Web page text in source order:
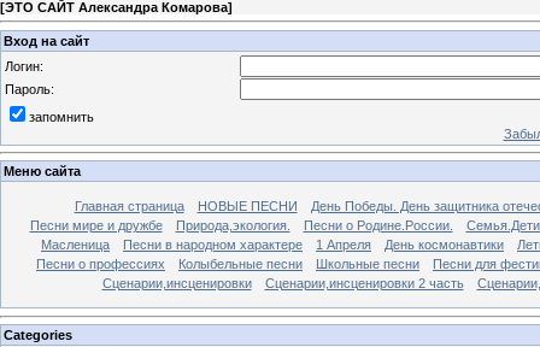
[ЭТО САЙТ Александра Комарова]
Вход на сайт
Логин:
Пароль:
запомнить
Меню сайта
Главная страница НОВЫЕ ПЕСНИ
День Победы. День защитника
Песни мире и дружбе
Природа,экология. Песни о Родине.России.
Масленица
Песни в народном характере 1 Апреля День космонавтики
Песни о профессиях
Колыбельные песни Школьные песни
Песни для
Сценарии,инсценировки
Сценарии,инсценировки 2 часть
Categories